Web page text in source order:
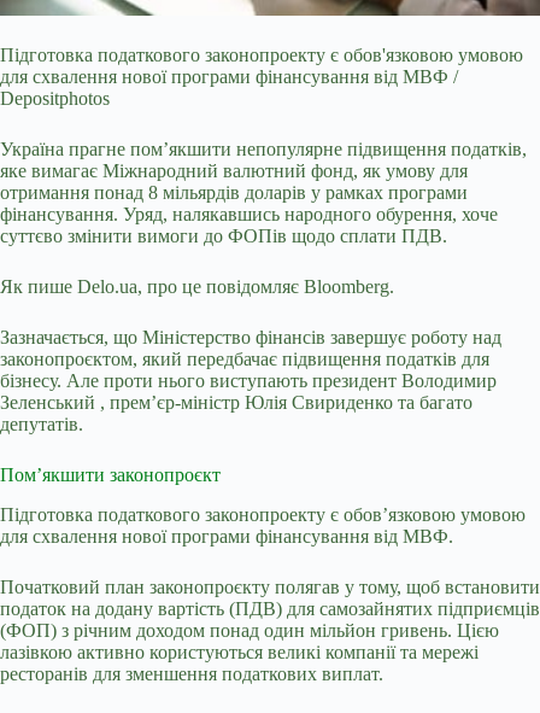
Підготовка податкового законопроекту є обов'язковою умовою
для схвалення нової програми фінансування від МВФ /
Depositphotos
Україна прагне пом’якшити непопулярне підвищення податків,
яке вимагає Міжнародний валютний фонд, як умову для
отримання понад 8 мільярдів доларів у рамках програми
фінансування. Уряд, налякавшись народного обурення, хоче
суттєво змінити вимоги до ФОПів щодо сплати ПДВ.
Як пише Delo.ua, про це повідомляє Вloomberg.
Зазначається, що Міністерство фінансів завершує роботу над
законопроєктом, який передбачає підвищення податків для
бізнесу. Але проти нього виступають президент Володимир
Зеленський , прем’єр-міністр Юлія Свириденко та багато
депутатів.
Пом’якшити законопроєкт
Підготовка податкового законопроекту є обов’язковою умовою
для схвалення нової програми фінансування від МВФ.
Початковий план законопроєкту полягав у тому, щоб встановити
податок на додану вартість (ПДВ) для самозайнятих підприємців
(ФОП) з річним доходом понад один мільйон гривень. Цією
лазівкою активно користуються великі компанії та мережі
ресторанів для зменшення податкових виплат.